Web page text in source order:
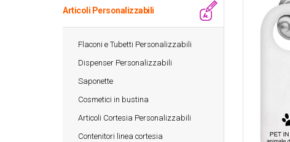
Articoli Personalizzabili
Flaconi e Tubetti Personalizzabili
Dispenser Personalizzabili
Saponette
Cosmetici in bustina
Articoli Cortesia Personalizzabili
Contenitori linea cortesia